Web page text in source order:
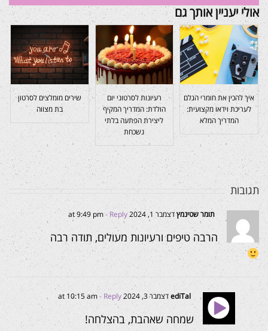
אולי יעניין אותך גם
שירים מומלצים לסרטון
בת מצווה
רעיונות לסרטוני יום
הולדת: המדריך המקיף
ליצירת הפתעה בלתי
נשכחת
איך להכין את חומרי הגלם
לעריכת וידאו מקצועית:
המדריך המלא
תגובות
תומר שטינמץדצמבר 1, 2024 at 9:49 pm - Reply
הרבה טיפים ורעיונות מעולים, תודה רבה
ediTalדצמבר 3, 2024 at 10:15 am - Reply
שמחה שאהבת, בהצלחה!